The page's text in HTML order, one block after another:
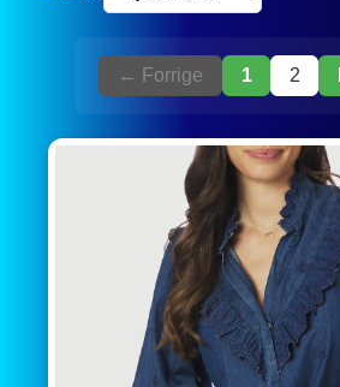
← Forrige 1 2